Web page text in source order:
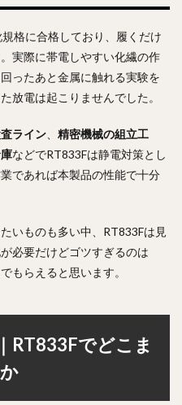
格に合格しており、履くだけ
実際に帯電しやすい化繊の作
ったあと金属に触れる実験を
放電は起こりませんでした。
ライン
精密機械の組立工
などでRT833Fは静電対策とし
であれば本製品の性能で十分
いものも多い中、RT833Fは見
必要だけどゴツすぎるのは
もらえると思います。
RT833Fでどこま